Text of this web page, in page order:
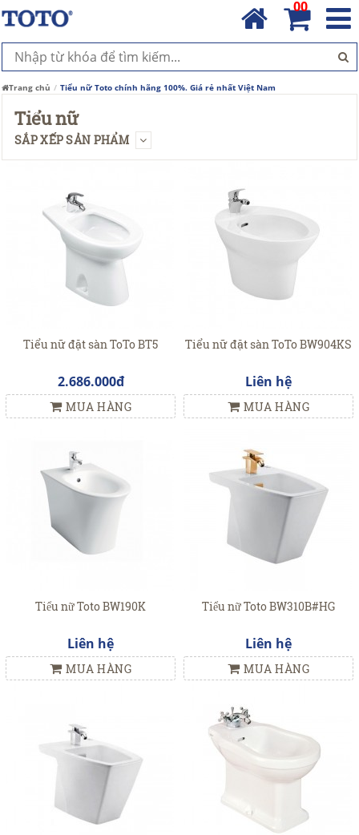
00
Trang chủ Tiểu nữ Toto chính hãng 100%. Giá rẻ nhất Việt Nam
Tiểu nữ
SẮP XẾP SẢN PHẨM
Tiểu nữ đặt sàn ToTo BT5
2.686.000đ
MUA HÀNG
Tiểu nữ đặt sàn ToTo BW904KS
Liên hệ
MUA HÀNG
Tiểu nữ Toto BW190K
Liên hệ
MUA HÀNG
Tiểu nữ Toto BW310B#HG
Liên hệ
MUA HÀNG